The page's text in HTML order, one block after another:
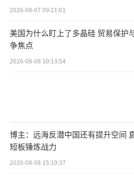
2026-08-07 09:21:01
美国为什么盯上了多晶硅 贸易保护
争焦点
2026-08-08 10:13:54
博主：远海反潜中国还有提升空间
短板锤炼战力
2026-08-08 15:10:37